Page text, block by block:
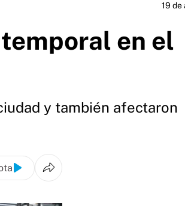
19 de
en el
y también afectaron